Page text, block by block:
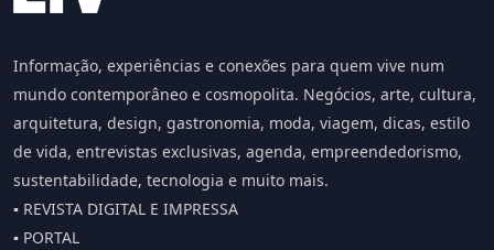
Informação, experiências e conexões para quem vive num
mundo contemporâneo e cosmopolita. Negócios, arte, cultura,
arquitetura, design, gastronomia, moda, viagem, dicas, estilo
de vida, entrevistas exclusivas, agenda, empreendedorismo,
sustentabilidade, tecnologia e muito mais.
▪️ REVISTA DIGITAL E IMPRESSA
▪️ PORTAL